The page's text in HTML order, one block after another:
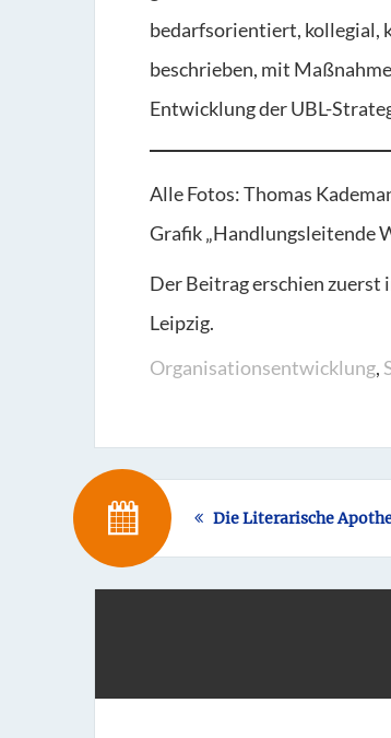
bedarfsorientiert, kollegial,
beschrieben, mit
Entwicklung der UBL-
Alle Fotos: Thomas
Grafik „Handlungsleitende
Der Beitrag erschien zuerst
Leipzig.
Organisationsentwicklung,
Die Literarische